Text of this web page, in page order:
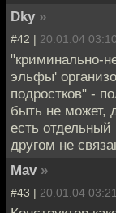
Dky »
#42 | 20.01.04 03:10
"криминально-
эльфы'
подростков" -
быть не может,
есть
другом не
Mav »
#43 | 20.01.04 03:21